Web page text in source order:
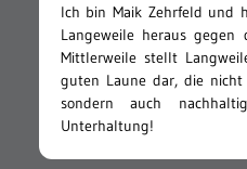
Ich bin Maik Zehrfeld und
Langeweile heraus gegen
Mittlerweile stellt
guten Laune dar, die
sondern auch
Unterhaltung!